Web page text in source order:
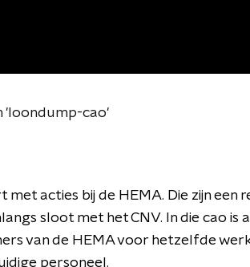
'loondump-cao'
met acties bij de HEMA. Die zijn een
sloot met het CNV. In die cao is
van de HEMA voor hetzelfde
personeel.